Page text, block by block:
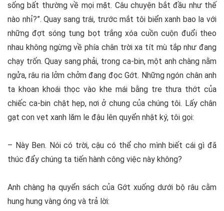
sống bất thường về mọi mặt. Câu chuyện bắt đầu như thế
nào nhỉ?”. Quay sang trái, trước mắt tôi biển xanh bao la với
những đợt sóng tung bọt trắng xóa cuồn cuộn đuổi theo
nhau không ngừng về phía chân trời xa tít mù tắp như đang
chạy trốn. Quay sang phải, trong ca-bin, một anh chàng nằm
ngửa, râu ria lởm chởm đang đọc Gớt. Những ngón chân anh
ta khoan khoái thọc vào khe mái bằng tre thưa thớt của
chiếc ca-bin chật hẹp, nơi ở chung của chúng tôi. Lấy chân
gạt con vẹt xanh lăm le đậu lên quyển nhật ký, tôi gọi:
– Này Ben. Nói có trời, cậu có thể cho mình biết cái gì đã
thúc đẩy chúng ta tiến hành công việc này không?
Anh chàng hạ quyển sách của Gớt xuống dưới bộ râu cằm
hung hung vàng óng và trả lời: